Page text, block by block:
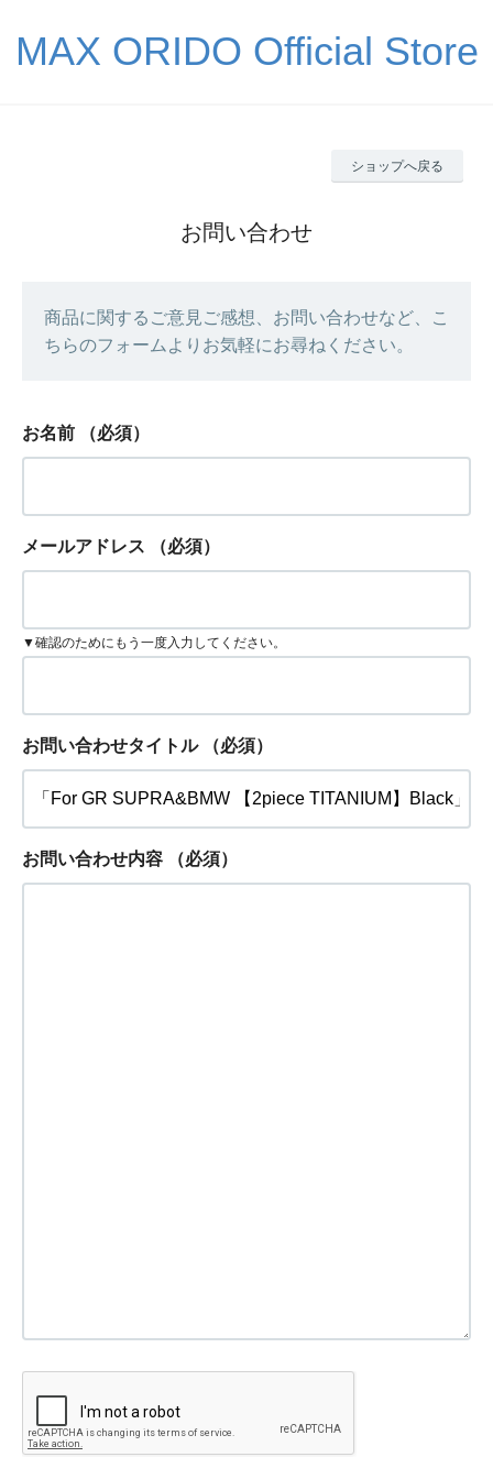
MAX ORIDO Official Store
ショップへ戻る
お問い合わせ
商品に関するご意見ご感想、お問い合わせなど、こ
ちらのフォームよりお気軽にお尋ねください。
お名前 （必須）
メールアドレス （必須）
▼確認のためにもう一度入力してください。
お問い合わせタイトル （必須）
お問い合わせ内容 （必須）